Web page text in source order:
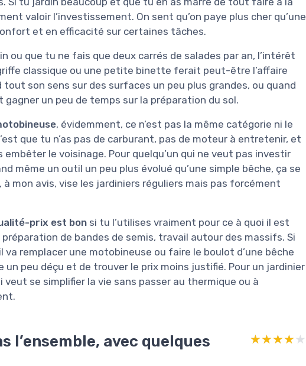
valoir l’investissement. On sent qu’on paye plus cher qu’une
et en efficacité sur certaines tâches.
ou que tu ne fais que deux carrés de salades par an, l’intérêt
classique ou une petite binette ferait peut-être l’affaire
tout son sens sur des surfaces un peu plus grandes, ou quand
un peu de temps sur la préparation du sol.
, évidemment, ce n’est pas la même catégorie ni le
que tu n’as pas de carburant, pas de moteur à entretenir, et
le voisinage. Pour quelqu’un qui ne veut pas investir
même un outil un peu plus évolué qu’une simple bêche, ça se
mon avis, vise les jardiniers réguliers mais pas forcément
prix est bon si tu l’utilises vraiment pour ce à quoi il est
de bandes de semis, travail autour des massifs. Si
va remplacer une motobineuse ou faire le boulot d’une bêche
un peu déçu et de trouver le prix moins justifié. Pour un jardinier
se simplifier la vie sans passer au thermique ou à
l’ensemble, avec quelques
★★★★★
★★★★★